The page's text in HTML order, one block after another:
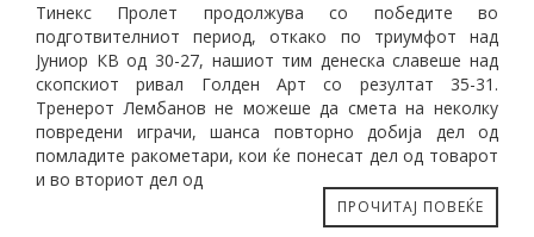
Тинекс Пролет продолжува со победите во
подготвителниот период, откако по триумфот над
Јуниор КВ од 30-27, нашиот тим денеска славеше над
скопскиот ривал Голден Арт со резултат 35-31.
Тренерот Лембанов не можеше да смета на неколку
повредени играчи, шанса повторно добија дел од
помладите ракометари, кои ќе понесат дел од товарот
и во вториот дел од
ПРОЧИТАЈ ПОВЕЌЕ